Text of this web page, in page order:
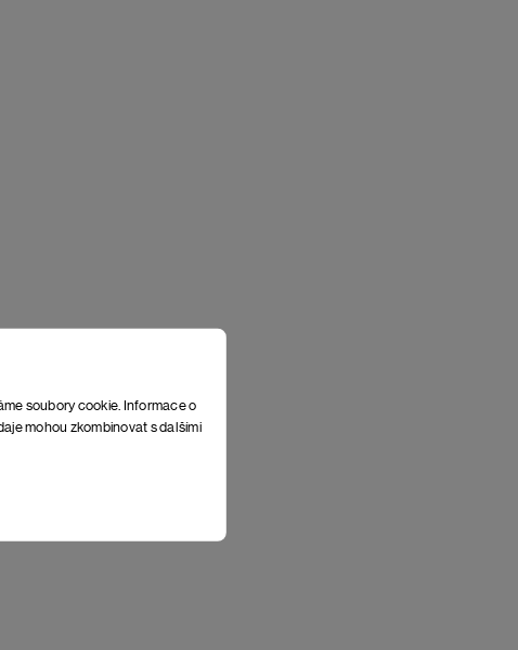
soubory cookie. Informace o
mohou zkombinovat s dalšími